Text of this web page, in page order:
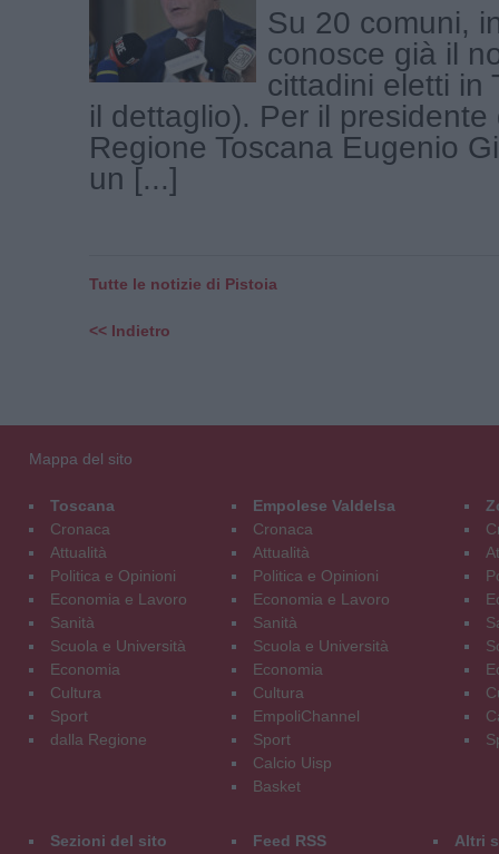
Su 20 comuni,
conosce già il
cittadini eletti in
il dettaglio). Per il presidente
Regione Toscana Eugenio
un [...]
Tutte le notizie di Pistoia
<< Indietro
Mappa del sito
Toscana
Cronaca
Attualità
Politica e Opinioni
Economia e Lavoro
Sanità
Scuola e Università
Economia
Cultura
Sport
dalla Regione
Empolese Valdelsa
Cronaca
Attualità
Politica e Opinioni
Economia e Lavoro
Sanità
Scuola e Università
Economia
Cultura
EmpoliChannel
Sport
Calcio Uisp
Basket
Sezioni del sito
Feed RSS
Altri